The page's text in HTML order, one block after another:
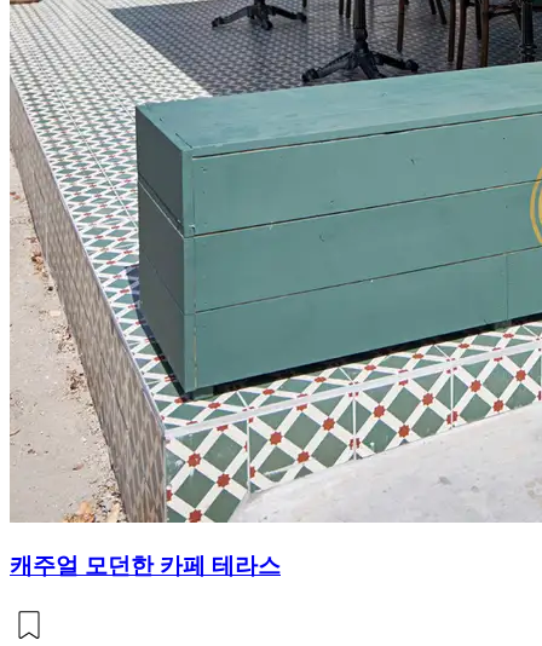
캐주얼 모던한 카페 테라스